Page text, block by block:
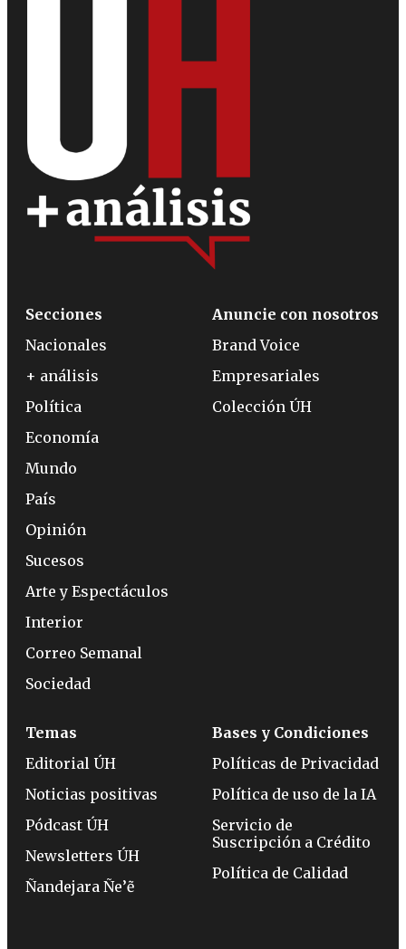
Secciones
Nacionales
+ análisis
Política
Economía
Mundo
País
Opinión
Sucesos
Arte y Espectáculos
Interior
Correo Semanal
Sociedad
Anuncie con nosotros
Brand Voice
Empresariales
Colección ÚH
Temas
Editorial ÚH
Noticias positivas
Pódcast ÚH
Newsletters ÚH
Ñandejara Ñe’ẽ
Bases y Condiciones
Políticas de Privacidad
Política de uso de la IA
Servicio de
Suscripción a Crédito
Política de Calidad